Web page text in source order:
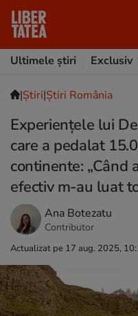
Ultimele știri
Exclusiv
|Ştiri|Știri România
Experiențele lui
care a pedalat
continente: „Când
efectiv m-au luat
Ana Botezatu
Contributor
Actualizat pe 17 aug. 2025,